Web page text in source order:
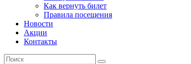
Как вернуть билет
Правила посещения
Новости
Акции
Контакты